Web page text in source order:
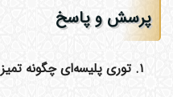
پرسش و پاسخ
۱. توری پلیسه‌ای چگونه تمیز می‌شود؟